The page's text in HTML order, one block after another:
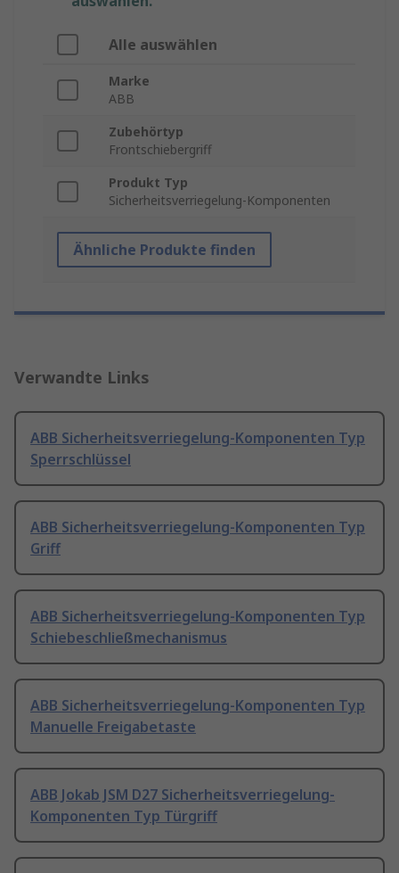
Alle auswählen
Marke
ABB
Zubehörtyp
Frontschiebergriff
Produkt Typ
Sicherheitsverriegelung-Komponenten
Ähnliche Produkte finden
Verwandte Links
ABB Sicherheitsverriegelung-Komponenten Typ
Sperrschlüssel
ABB Sicherheitsverriegelung-Komponenten Typ
Griff
ABB Sicherheitsverriegelung-Komponenten Typ
Schiebeschließmechanismus
ABB Sicherheitsverriegelung-Komponenten Typ
Manuelle Freigabetaste
ABB Jokab JSM D27 Sicherheitsverriegelung-
Komponenten Typ Türgriff